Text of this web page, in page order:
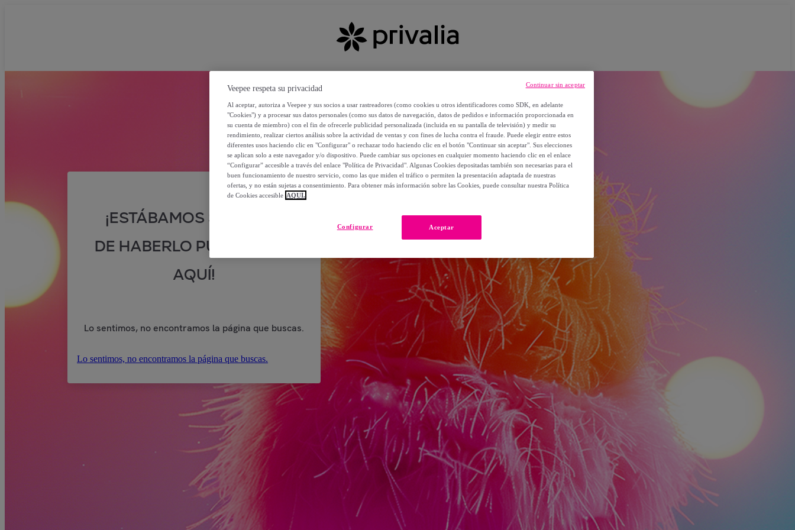
¡ESTÁBAMOS SEGUROS
DE HABERLO PUESTO POR
AQUÍ!
Lo sentimos, no encontramos la página que buscas.
Lo sentimos, no encontramos la página que buscas.
Veepee respeta su privacidad
Al aceptar, autoriza a Veepee y sus socios a usar rastreadores (como cookies u otros identificadores como SDK, en adelante
"Cookies") y a procesar sus datos personales (como sus datos de navegación, datos de pedidos e información proporcionada en
su cuenta de miembro) con el fin de ofrecerle publicidad personalizada (incluida en su pantalla de televisión) y medir su
rendimiento, realizar ciertos análisis sobre la actividad de ventas y con fines de lucha contra el fraude. Puede elegir entre estos
diferentes usos haciendo clic en "Configurar" o rechazar todo haciendo clic en el botón "Continuar sin aceptar". Sus elecciones
se aplican solo a este navegador y/o dispositivo. Puede cambiar sus opciones en cualquier momento haciendo clic en el enlace
“Configurar” accesible a través del enlace "Política de Privacidad". Algunas Cookies depositadas también son necesarias para el
buen funcionamiento de nuestro servicio, como las que miden el tráfico o permiten la presentación adaptada de nuestras
ofertas, y no están sujetas a consentimiento. Para obtener más información sobre las Cookies, puede consultar nuestra Política
de Cookies accesible AQUÍ.
Aceptar
Configurar
Continuar sin aceptar